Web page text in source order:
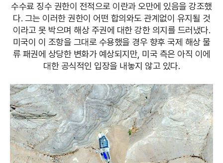
수수료 징수 권한이 전적으로 이란과 오만에 있음을 강조했
다. 그는 이러한 권한이 어떤 합의와도 관계없이 유지될 것
이라고 못 박으며 해상 주권에 대한 강한 의지를 드러냈다.
미국이 이 조항을 그대로 수용했을 경우 향후 국제 해상 물
류 패권에 상당한 변화가 예상되지만, 미국 측은 아직 이에
대한 공식적인 입장을 내놓지 않고 있다.